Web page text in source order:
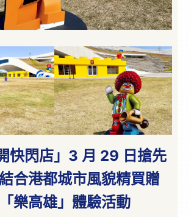
快閃店」3 月 29 日搶先
合港都城市風貌精買贈
樂高雄」體驗活動